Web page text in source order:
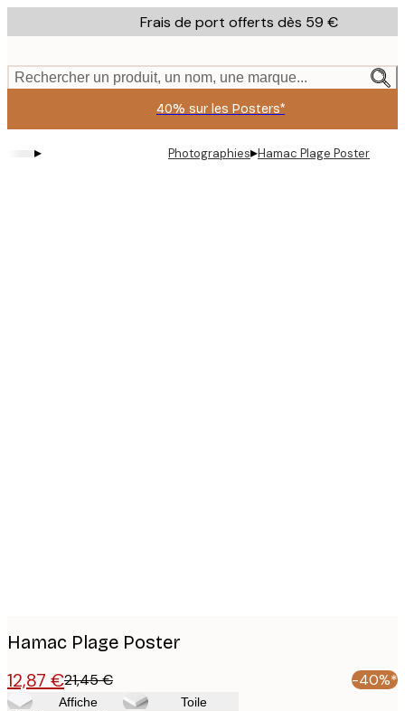
to
content.
Frais de port offerts dès 59 €
Rechercher un produit, un nom, une marque...
40% sur les Posters*
▸ Photographies▸Hamac Plage Poster
Hamac Plage Poster
12,87 €21,45 € -40%*
Affiche Toile